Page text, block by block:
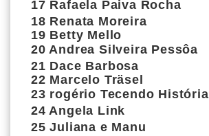
17 Rafaela Paiva Rocha
18 Renata Moreira
19 Betty Mello
20 Andrea Silveira Pessôa
21 Dace Barbosa
22 Marcelo Träsel
23 rogério Tecendo História
24 Angela Link
25 Juliana e Manu